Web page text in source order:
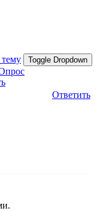
тему Toggle Dropdown
Ответить